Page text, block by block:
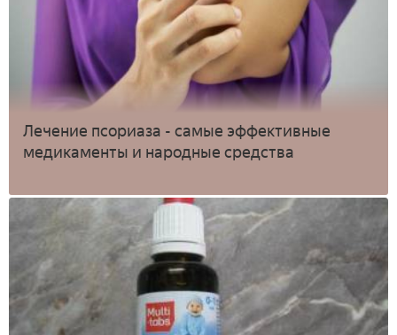
Лечение псориаза - самые эффективные
медикаменты и народные средства